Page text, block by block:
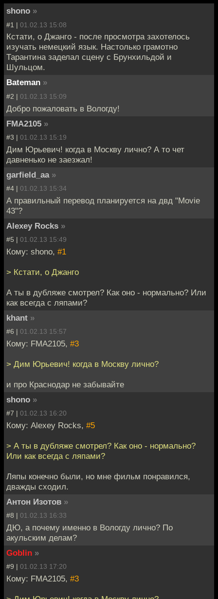
shono »
#1 | 01.02.13 15:08
Кстати, о Джанго - после просмотра захотелось
изучать немецкий язык. Настолько грамотно
Тарантина заделал сцену с Брунхильдой и
Шульцом.
Bateman »
#2 | 01.02.13 15:09
Добро пожаловать в Вологду!
FMA2105 »
#3 | 01.02.13 15:19
Дим Юрьевич! когда в Москву лично? А то чет
давненько не заезжал!
garfield_aa »
#4 | 01.02.13 15:34
А правильный перевод планируется на двд "Movie
43"?
Alexey Rocks »
#5 | 01.02.13 15:49
Кому: shono, #1
> Кстати, о Джанго
А ты в дубляже смотрел? Как оно - нормально? Или
как всегда с ляпами?
khant »
#6 | 01.02.13 15:57
Кому: FMA2105, #3
> Дим Юрьевич! когда в Москву лично?
и про Краснодар не забывайте
shono »
#7 | 01.02.13 16:20
Кому: Alexey Rocks, #5
> А ты в дубляже смотрел? Как оно - нормально?
Или как всегда с ляпами?
Ляпы конечно были, но мне фильм понравился,
дважды сходил.
Антон Изотов »
#8 | 01.02.13 16:33
ДЮ, а почему именно в Вологду лично? По
акульским делам?
Goblin »
#9 | 01.02.13 17:20
Кому: FMA2105, #3